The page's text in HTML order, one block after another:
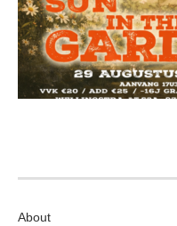
About